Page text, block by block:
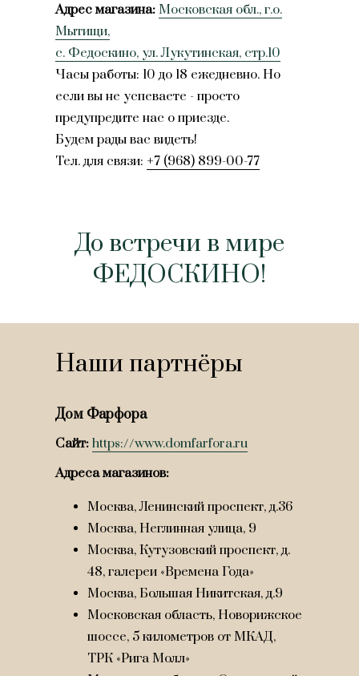
Адрес магазина: Московская обл., г.о.
Мытищи,
с. Федоскино, ул. Лукутинская, стр.10
Часы работы: 10 до 18 ежедневно. Но
если вы не успеваете - просто
предупредите нас о приезде.
Будем рады вас видеть!
Тел. для связи: +7 (968) 899-00-77
До встречи в мире
ФЕДОСКИНО!
Наши партнёры
Дом Фарфора
Адреса магазинов:
Москва, Ленинский проспект, д.36
Москва, Неглинная улица, 9
Москва, Кутузовский проспект, д.
48, галереи «Времена Года»
Москва, Большая Никитская, д.9
Московская область, Новорижское
шоссе, 5 километров от МКАД,
ТРК «Рига Молл»
Сайт: https://www.domfarfora.ru